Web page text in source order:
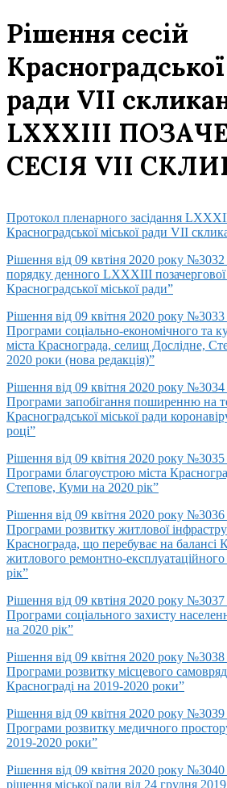
Рішення сесій
ради VII
LXXХІІІ
СЕСІЯ VII
Протокол пленарного засідання
Красноградської міської ради VІІ
Рішення від 09 квтіня 2020 року
порядку денного LХХХІІІ позачергової
Красноградської міської ради”
Рішення від 09 квітня 2020 року
Програми соціально-економічного та
міста Краснограда, селищ Дослідне,
2020 роки (нова редакція)”
Рішення від 09 квітня 2020 року
Програми запобігання поширенню на
Красноградської міської ради
році”
Рішення від 09 квітня 2020 року
Програми благоустрою міста
Степове, Куми на 2020 рік”
Рішення від 09 квітня 2020 року
Програми розвитку житлової
Краснограда, що перебуває на балансі
житлового ремонтно-
рік”
Рішення від 09 квтіня 2020 року
Програми соціального захисту
на 2020 рік”
Рішення від 09 квітня 2020 року
Програми розвитку місцевого
Краснограді на 2019-2020 роки”
Рішення від 09 квітня 2020 року
Програми розвитку медичного
2019-2020 роки”
Рішення від 09 квітня 2020 року
рішення міської ради від 24 грудня